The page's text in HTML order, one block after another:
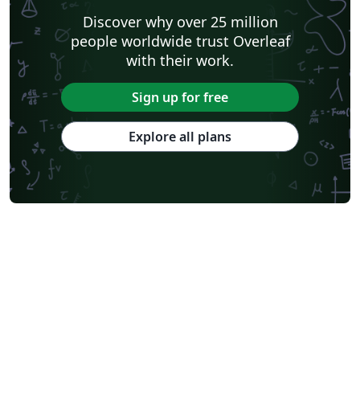
Discover why over 25 million
people worldwide trust Overleaf
with their work.
Sign up for free
Explore all plans